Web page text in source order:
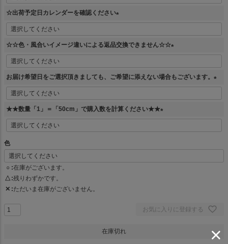
必
須
☆出荷予定日カレンダーを確認ください
必
須
☆☆色・風合いイメージ違いによる返品交換できません☆☆
必
須
お届け希望日をご選択頂きましても、ご希望に添えない場合もございます。
必
★★数量「1」＝「50cm」で購入数を計算ください★★
必
色
○ 在庫がございます。
△ 残りわずかです。
✕ ただいま在庫がございません。
お気に入りに登録する
在庫切れ